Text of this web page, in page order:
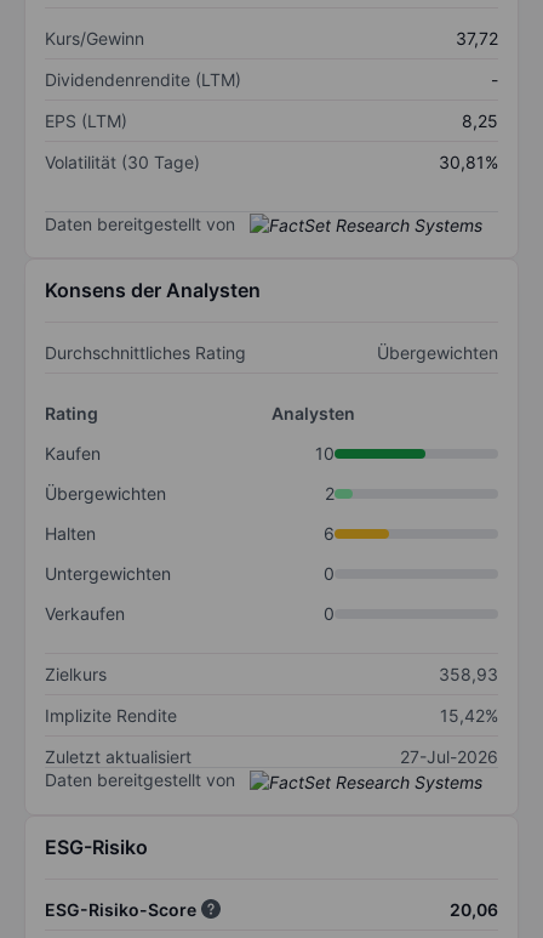
Kurs/Gewinn
37,72
Dividendenrendite (LTM)
-
EPS (LTM)
8,25
Volatilität (30 Tage)
30,81%
Daten bereitgestellt von
Konsens der Analysten
Durchschnittliches Rating Übergewichten
Rating
Analysten
Kaufen
10
Übergewichten
2
Halten
6
Untergewichten
0
Verkaufen
0
Zielkurs
358,93
Implizite Rendite
15,42%
Zuletzt aktualisiert
27-Jul-2026
Daten bereitgestellt von
ESG-Risiko
ESG-Risiko-Score
20,06